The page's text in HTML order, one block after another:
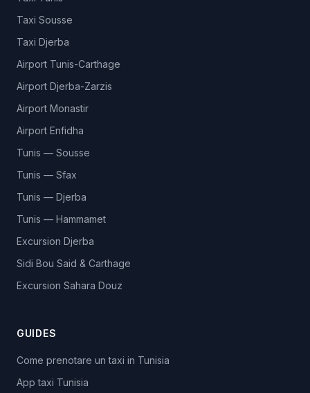
Taxi Sousse
Taxi Djerba
Airport Tunis-Carthage
Airport Djerba-Zarzis
Airport Monastir
Airport Enfidha
Tunis — Sousse
Tunis — Sfax
Tunis — Djerba
Tunis — Hammamet
Excursion Djerba
Sidi Bou Said & Carthage
Excursion Sahara Douz
GUIDES
Come prenotare un taxi in Tunisia
App taxi Tunisia